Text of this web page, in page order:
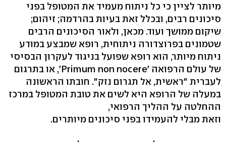
מיותר לציין כי כל ניתוח מעמיד את המטופל בפני
סיכונים רבים, ובכלל זאת בעיות בהרדמה; זיהום;
שיקום ממושך ועוד. מכאן, ולאור הסיכונים הרבים
שטמונים בפרוצדורה ניתוחית, רופא שמבצע במודע
ניתוח מיותר, הוא רופא שפועל בניגוד לעקרון הבסיסי
של עולם הרפואה 'Primum non nocere', או בתרגום
לעברית "ראשית, אל תגרום נזק". חובתו הראשונה
במעלה של הרופא היא לשים את טובת המטופל במרכז
ההחלטה על ההליך הרפואי,
וזאת מבלי להעמידו בפני סיכונים מיותרים.